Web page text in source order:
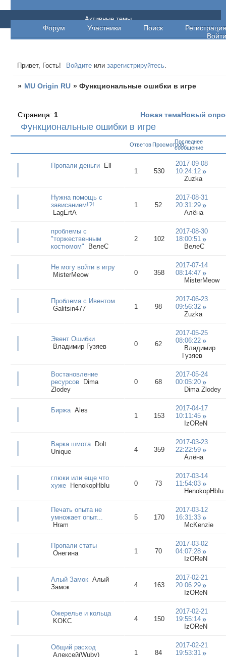
MU Origin RU
Форум Участники Поиск
Регистрация
Войти
Активные темы
Привет, Гость! Войдите илизарегистрируйтесь.
» MU Origin RU »Функциональные ошибки в игре
Функциональные ошибки в игре
Страница:1 Новая темаНовый
Ответов ПросмотровПоследнее
сообщение
Пропали деньги Ell
1 530
2017-09-08
10:24:12
Zuzka
Нужна помощь с
зависанием!?!
LagErtA
1 52
2017-08-31
20:31:29
Алёна
проблемы с
"торжественным
костюмом"
ВелеС
2 102
2017-08-30
18:00:51
ВелеС
Не могу войти в игру
MisterMeow
0 358
2017-07-14
08:14:47
MisterMeow
Проблема с Ивентом
Galitsin477
1 98
2017-06-23
09:56:32
Zuzka
Эвент Ошибки
Владимир Гузяев
0 62
2017-05-25
08:06:22
Владимир
Гузяев
Востановление
ресурсов
Dima
Zlodey
0 68
2017-05-24
00:05:20
Dima Zlodey
Биржа Ales
1 153
2017-04-17
10:11:45
IzOReN
Варка шмота
Dolt
Unique
4 359
2017-03-23
22:22:59
Алёна
глюки или еще что
хуже
HenokopHbIu 0 73
2017-03-14
11:54:03
HenokopHbIu
Печать опыта не
умножает опыт...
Hram
5 170
2017-03-12
16:31:33
McKenzie
Пропали статы
Онегина
1 70
2017-03-02
04:07:28
IzOReN
Алый Замок Алый
Замок
4 163
2017-02-21
20:06:29
IzOReN
Ожерелье и кольца
KOKC
4 150
2017-02-21
19:55:14
IzOReN
Общий расход
Алексей(Wuby)
1 84
2017-02-21
19:53:31